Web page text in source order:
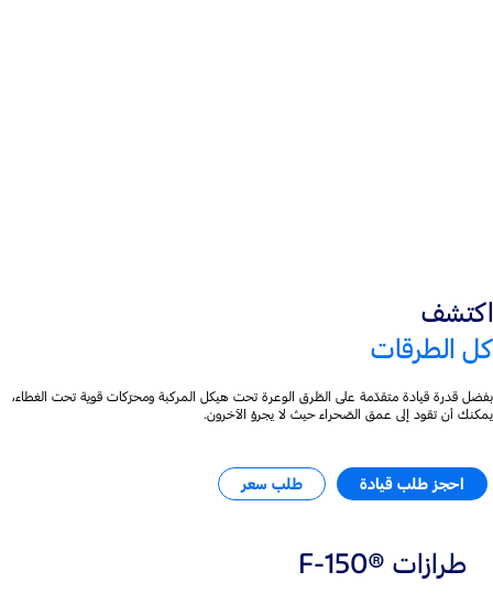
اكتشف
كل الطرقات
بفضل قدرة قيادة متقدّمة على الطّرق الوعرة تحت هيكل المركبة ومحرّكات قوية تحت الغطاء،
يمكنك أن تقود إلى عمق الصّحراء حيث لا يجرؤ الآخرون.
احجز طلب قيادة طلب سعر
طرازات ®F-150